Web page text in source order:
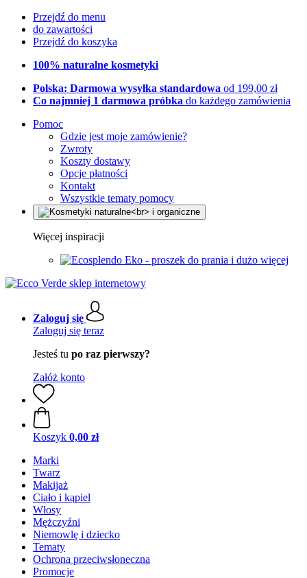
Przejdź do menu
do zawartości
Przejdź do koszyka
100% naturalne kosmetyki
Polska: Darmowa wysyłka standardowa od 199,00 zł
Co najmniej 1 darmowa próbka do każdego zamówienia
Pomoc
Gdzie jest moje zamówienie?
Zwroty
Koszty dostawy
Opcje płatności
Kontakt
Wszystkie tematy pomocy
Więcej inspiracji
Eko - proszek do prania i dużo więcej
Zaloguj się
Zaloguj się teraz
Jesteś tu po raz pierwszy?
Załóż konto
Koszyk 0,00 zł
Marki
Twarz
Makijaż
Ciało i kąpiel
Włosy
Mężczyźni
Niemowlę i dziecko
Tematy
Ochrona przeciwsłoneczna
Promocje